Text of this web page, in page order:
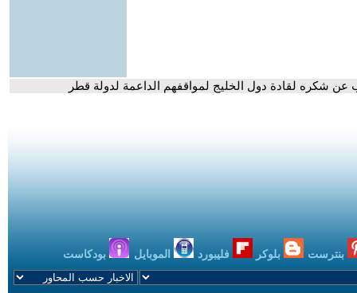
شكره لقادة دول الخليج لمواقفهم الداعمة لدولة قطر
بنترست بلوكر فليبورد الموبايل بودكاست